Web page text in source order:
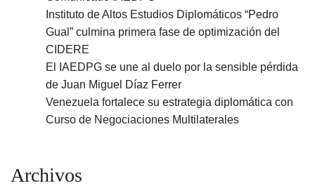
Instituto de Altos Estudios Diplomáticos “Pedro
Gual” culmina primera fase de optimización del
CIDERE
El IAEDPG se une al duelo por la sensible pérdida
de Juan Miguel Díaz Ferrer
Venezuela fortalece su estrategia diplomática con
Curso de Negociaciones Multilaterales
Archivos